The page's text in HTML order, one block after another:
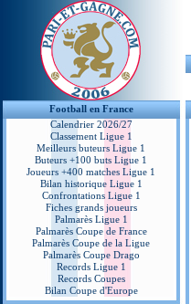
Football en France
Calendrier 2026/27
Classement Ligue 1
Meilleurs buteurs Ligue 1
Buteurs +100 buts Ligue 1
Joueurs +400 matches Ligue 1
Bilan historique Ligue 1
Confrontations Ligue 1
Fiches grands joueurs
Palmarès Ligue 1
Palmarès Coupe de France
Palmarès Coupe de la Ligue
Palmarès Coupe Drago
Records Ligue 1
Records Coupes
Bilan Coupe d'Europe